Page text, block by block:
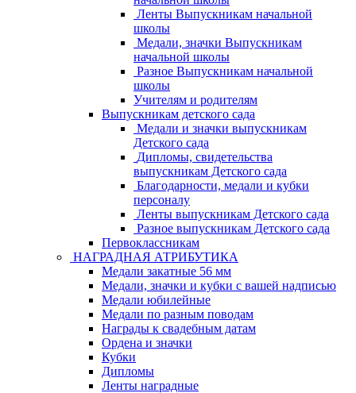
Ленты Выпускникам начальной
школы
Медали, значки Выпускникам
начальной школы
Разное Выпускникам начальной
школы
Учителям и родителям
Выпускникам детского сада
Медали и значки выпускникам
Детского сада
Дипломы, свидетельства
выпускникам Детского сада
Благодарности, медали и кубки
персоналу
Ленты выпускникам Детского сада
Разное выпускникам Детского сада
Первоклассникам
НАГРАДНАЯ АТРИБУТИКА
Медали закатные 56 мм
Медали, значки и кубки с вашей надписью
Медали юбилейные
Медали по разным поводам
Награды к свадебным датам
Ордена и значки
Кубки
Дипломы
Ленты наградные